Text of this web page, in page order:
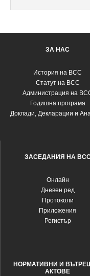
ЗА НАС
История на ВСС
Статут на ВСС
Администрация на
Годишна програма
Доклади, Декларации и
ЗАСЕДАНИЯ НА
Oнлайн
Дневен ред
Протоколи
Приложения
Регистър
НОРМАТИВНИ И
АКТОВЕ